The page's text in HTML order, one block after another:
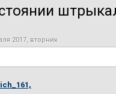
2017, вторник